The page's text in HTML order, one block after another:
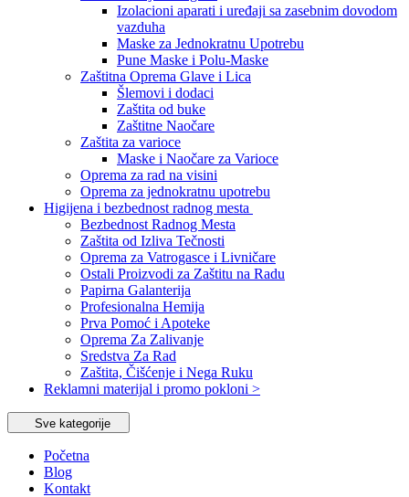
Izolacioni aparati i uređaji sa zasebnim dovodom
vazduha
Maske za Jednokratnu Upotrebu
Pune Maske i Polu-Maske
Zaštitna Oprema Glave i Lica
Šlemovi i dodaci
Zaštita od buke
Zaštitne Naočare
Zaštita za varioce
Maske i Naočare za Varioce
Oprema za rad na visini
Oprema za jednokratnu upotrebu
Higijena i bezbednost radnog mesta
Bezbednost Radnog Mesta
Zaštita od Izliva Tečnosti
Oprema za Vatrogasce i Livničare
Ostali Proizvodi za Zaštitu na Radu
Papirna Galanterija
Profesionalna Hemija
Prva Pomoć i Apoteke
Oprema Za Zalivanje
Sredstva Za Rad
Zaštita, Čišćenje i Nega Ruku
Reklamni materijal i promo pokloni >
Sve kategorije
Početna
Blog
Kontakt